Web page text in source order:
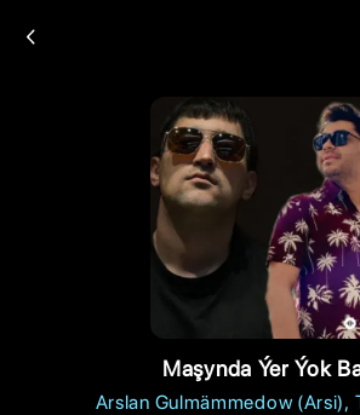
Maşynda Ýer Ýok
Arslan Gulmämmedow (Arsi)